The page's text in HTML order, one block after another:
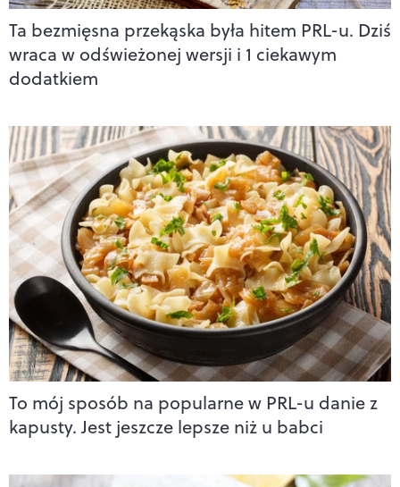
Ta bezmięsna przekąska była hitem PRL-u. Dziś
wraca w odświeżonej wersji i 1 ciekawym
dodatkiem
To mój sposób na popularne w PRL-u danie z
kapusty. Jest jeszcze lepsze niż u babci